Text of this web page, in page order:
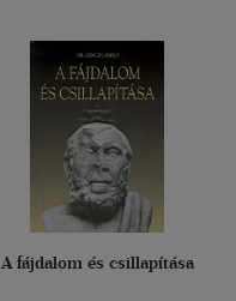
A fájdalom és csillapítása